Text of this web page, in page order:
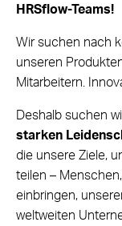
HRSflow-Teams!
Wir suchen nach
unseren
Mitarbeitern.
Deshalb suchen
starken
die unsere Ziele,
teilen –
einbringen,
weltweiten